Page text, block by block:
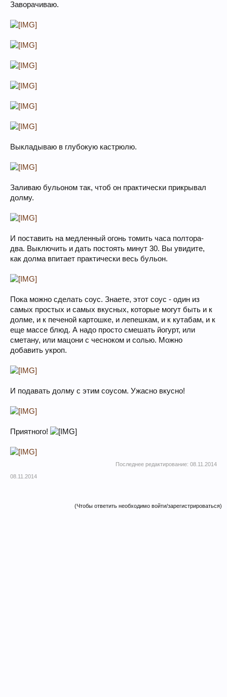
Заворачиваю.
Выкладываю в глубокую кастрюлю.
Заливаю бульоном так, чтоб он практически прикрывал
долму.
И поставить на медленный огонь томить часа полтора-
два. Выключить и дать постоять минут 30. Вы увидите,
как долма впитает практически весь бульон.
Пока можно сделать соус. Знаете, этот соус - один из
самых простых и самых вкусных, которые могут быть и к
долме, и к печеной картошке, и лепешкам, и к кутабам, и к
еще массе блюд. А надо просто смешать йогурт, или
сметану, или мацони с чесноком и солью. Можно
добавить укроп.
И подавать долму с этим соусом. Ужасно вкусно!
Приятного!
Последнее редактирование: 08.11.2014
08.11.2014
(Чтобы ответить необходимо войти/зарегистрироваться)